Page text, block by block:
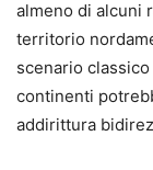
almeno di alcuni
territorio
scenario
continenti
addirittura